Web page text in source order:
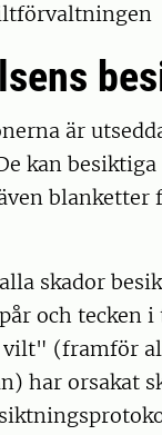
är
kan
skador
och tecken
(framför
har orsakat